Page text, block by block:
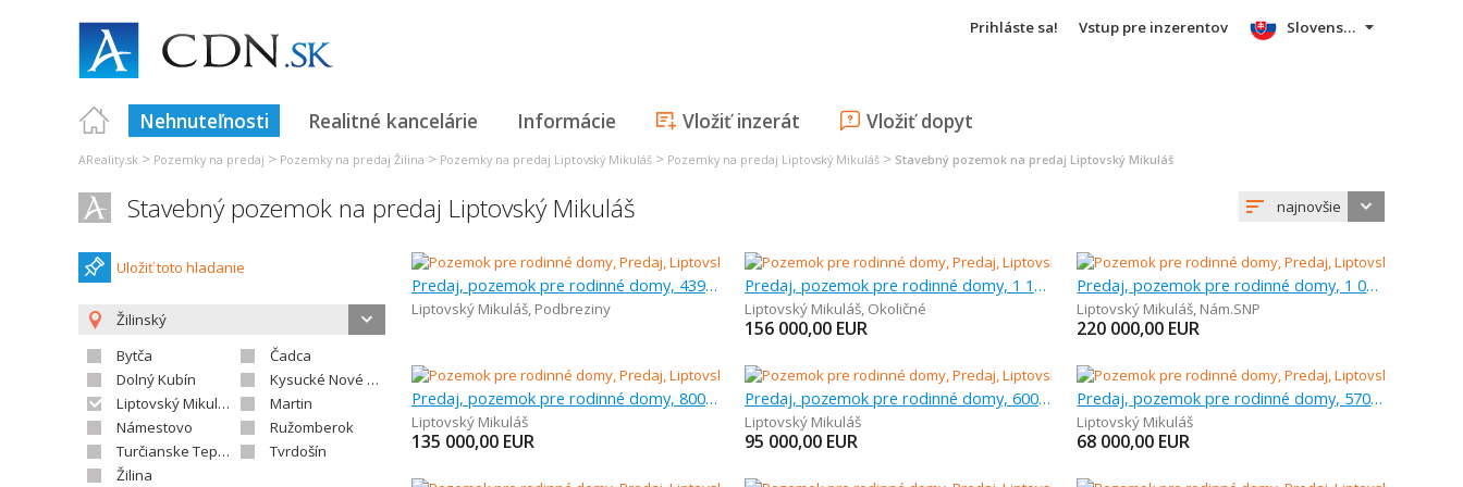
Prihláste sa! Vstup pre inzerentov
Nehnuteľnosti Realitné kancelárie Informácie Vložiť inzerát Vložiť dopyt
Slovensky
AReality.sk > Pozemky na predaj > Pozemky na predaj Žilina > Pozemky na predaj Liptovský Mikuláš > Pozemky na predaj Liptovský Mikuláš > Stavebný pozemok na predaj Liptovský Mikuláš
Stavebný pozemok na predaj Liptovský Mikuláš najnovšie
Uložiť toto hladanie
Žilinský
Bytča
Čadca
Dolný Kubín
Kysucké Nové Mesto
Liptovský Mikuláš
Martin
Námestovo
Ružomberok
Turčianske Teplice
Tvrdošín
Žilina
Predaj, pozemok pre rodinné domy, 439 m
Liptovský Mikuláš, Podbreziny
Predaj, pozemok pre rodinné domy, 1 196 m
Liptovský Mikuláš, Okoličné
156 000,00 EUR
Predaj, pozemok pre rodinné domy, 1 050 m
Liptovský Mikuláš, Nám.SNP
220 000,00 EUR
Predaj, pozemok pre rodinné domy, 800 m
Liptovský Mikuláš
135 000,00 EUR
Predaj, pozemok pre rodinné domy, 600 m
Liptovský Mikuláš
95 000,00 EUR
Predaj, pozemok pre rodinné domy, 570 m
Liptovský Mikuláš
68 000,00 EUR